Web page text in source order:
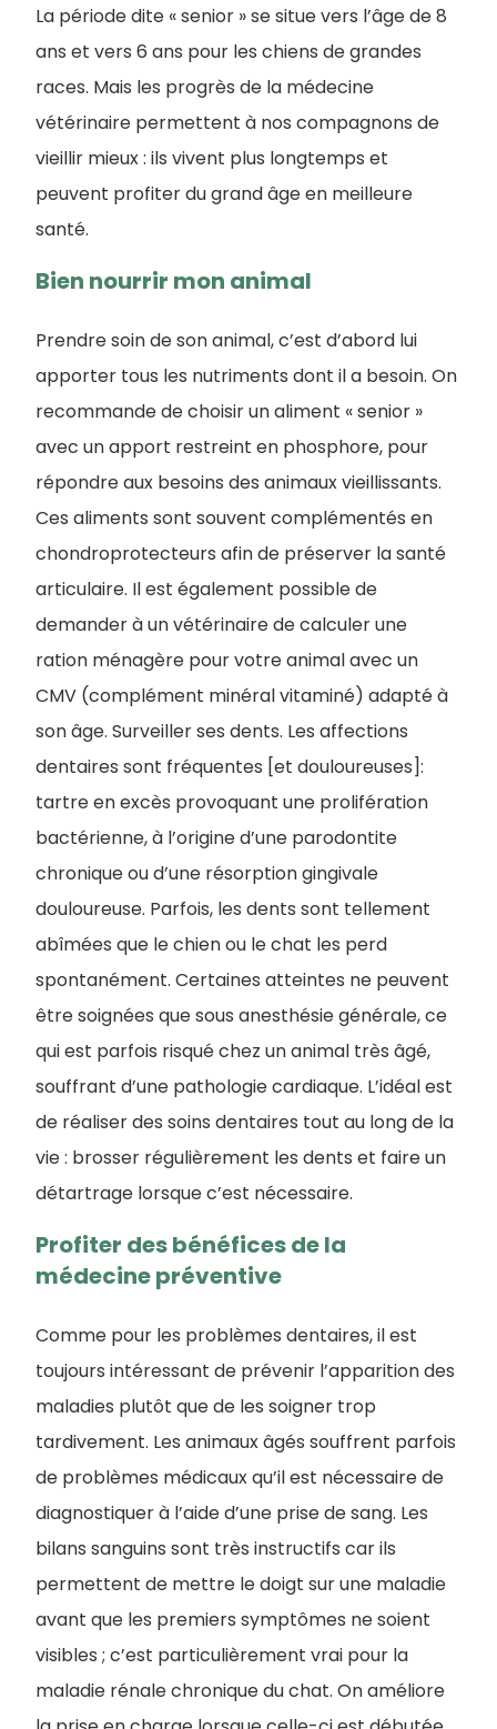
La période dite « senior » se situe vers l’âge de 8
ans et vers 6 ans pour les chiens de grandes
races. Mais les progrès de la médecine
vétérinaire permettent à nos compagnons de
vieillir mieux : ils vivent plus longtemps et
peuvent profiter du grand âge en meilleure
santé.
Bien nourrir mon animal
Prendre soin de son animal, c’est d’abord lui
apporter tous les nutriments dont il a besoin. On
recommande de choisir un aliment « senior »
avec un apport restreint en phosphore, pour
répondre aux besoins des animaux vieillissants.
Ces aliments sont souvent complémentés en
chondroprotecteurs afin de préserver la santé
articulaire. Il est également possible de
demander à un vétérinaire de calculer une
ration ménagère pour votre animal avec un
CMV (complément minéral vitaminé) adapté à
son âge. Surveiller ses dents. Les affections
dentaires sont fréquentes [et douloureuses]:
tartre en excès provoquant une prolifération
bactérienne, à l’origine d’une parodontite
chronique ou d’une résorption gingivale
douloureuse. Parfois, les dents sont tellement
abîmées que le chien ou le chat les perd
spontanément. Certaines atteintes ne peuvent
être soignées que sous anesthésie générale, ce
qui est parfois risqué chez un animal très âgé,
souffrant d’une pathologie cardiaque. L’idéal est
de réaliser des soins dentaires tout au long de la
vie : brosser régulièrement les dents et faire un
détartrage lorsque c’est nécessaire.
Profiter des bénéfices de la
médecine préventive
Comme pour les problèmes dentaires, il est
toujours intéressant de prévenir l’apparition des
maladies plutôt que de les soigner trop
tardivement. Les animaux âgés souffrent parfois
de problèmes médicaux qu’il est nécessaire de
diagnostiquer à l’aide d’une prise de sang. Les
bilans sanguins sont très instructifs car ils
permettent de mettre le doigt sur une maladie
avant que les premiers symptômes ne soient
visibles ; c’est particulièrement vrai pour la
maladie rénale chronique du chat. On améliore